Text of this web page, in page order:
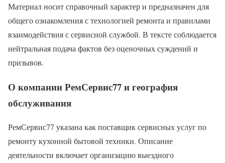
Материал носит справочный характер и предназначен для
общего ознакомления с технологией ремонта и правилами
взаимодействия с сервисной службой. В тексте соблюдается
нейтральная подача фактов без оценочных суждений и
призывов.
О компании РемСервис77 и география
обслуживания
РемСервис77 указана как поставщик сервисных услуг по
ремонту кухонной бытовой техники. Описание
деятельности включает организацию выездного